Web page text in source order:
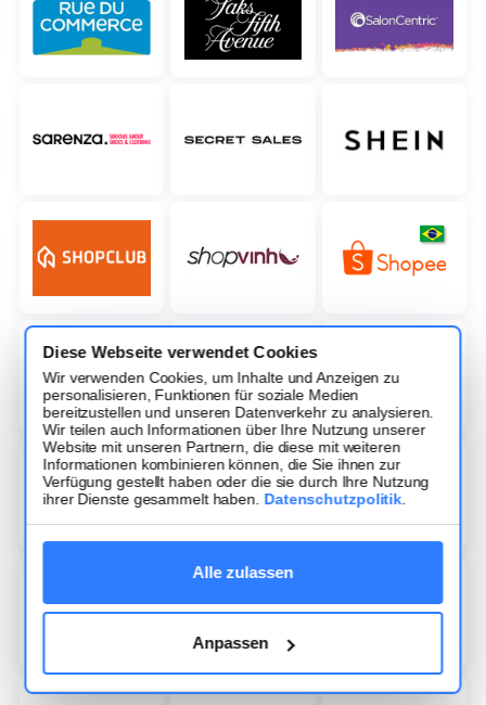
Diese Webseite verwendet Cookies
Wir verwenden Cookies, um Inhalte und Anzeigen zu
personalisieren, Funktionen für soziale Medien
bereitzustellen und unseren Datenverkehr zu analysieren.
Wir teilen auch Informationen über Ihre Nutzung unserer
Website mit unseren Partnern, die diese mit weiteren
Informationen kombinieren können, die Sie ihnen zur
Verfügung gestellt haben oder die sie durch Ihre Nutzung
ihrer Dienste gesammelt haben. Datenschutzpolitik
Alle zulassen
Anpassen